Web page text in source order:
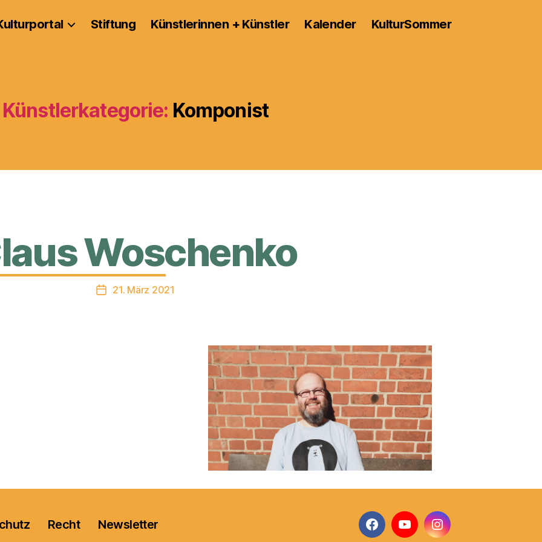
Stiftung Künstlerinnen + Künstler Kalender KulturSommer
Künstlerkategorie: Komponist
Woschenko
Veröffentlichungsdatum
21. März 2021
Recht Newsletter
FacebookYouTubeInstagram